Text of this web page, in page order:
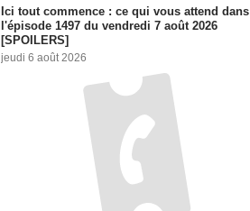
Ici tout commence : ce qui vous attend dans
l'épisode 1497 du vendredi 7 août 2026
[SPOILERS]
jeudi 6 août 2026